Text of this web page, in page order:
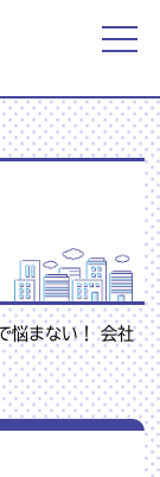
悩まない！ 会社